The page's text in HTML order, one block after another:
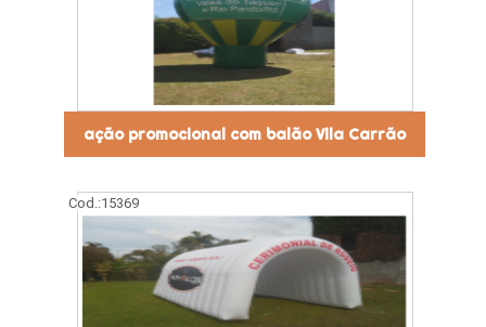
ação promocional com balão Vila Carrão
Cod.:15369